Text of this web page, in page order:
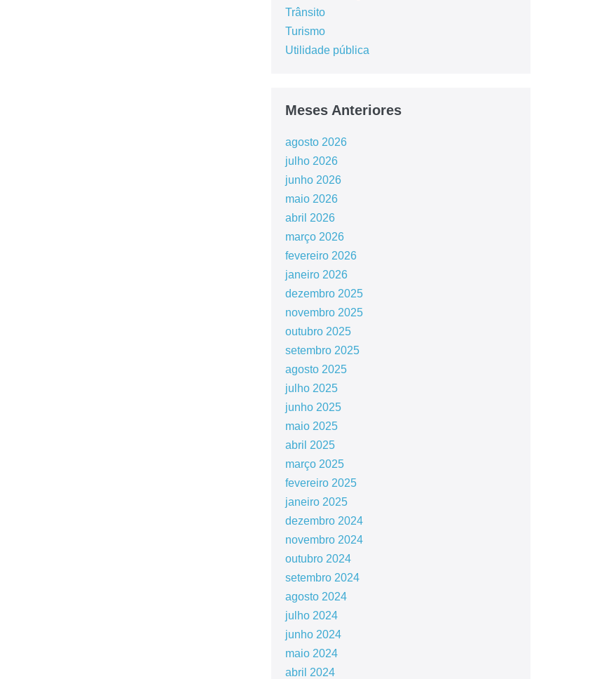
Trânsito
Turismo
Utilidade pública
Meses Anteriores
agosto 2026
julho 2026
junho 2026
maio 2026
abril 2026
março 2026
fevereiro 2026
janeiro 2026
dezembro 2025
novembro 2025
outubro 2025
setembro 2025
agosto 2025
julho 2025
junho 2025
maio 2025
abril 2025
março 2025
fevereiro 2025
janeiro 2025
dezembro 2024
novembro 2024
outubro 2024
setembro 2024
agosto 2024
julho 2024
junho 2024
maio 2024
abril 2024